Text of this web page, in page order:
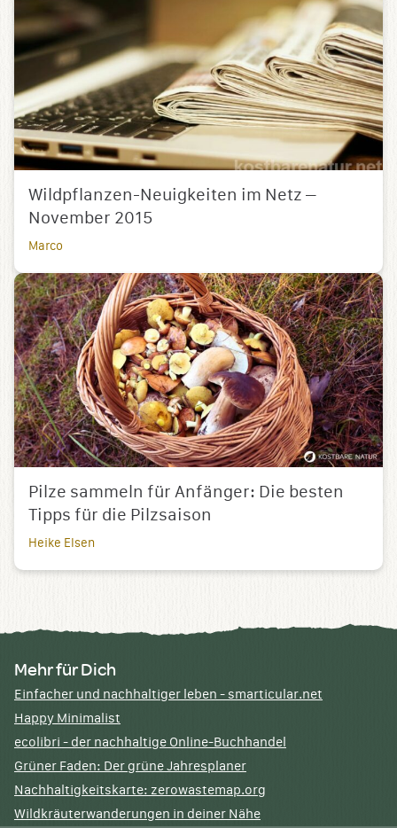
Wildpflanzen-Neuigkeiten im Netz –
November 2015
Marco
Pilze sammeln für Anfänger: Die besten
Tipps für die Pilzsaison
Heike Elsen
Mehr für Dich
Einfacher und nachhaltiger leben - smarticular.net
Happy Minimalist
ecolibri - der nachhaltige Online-Buchhandel
Grüner Faden: Der grüne Jahresplaner
Nachhaltigkeitskarte: zerowastemap.org
Wildkräuterwanderungen in deiner Nähe